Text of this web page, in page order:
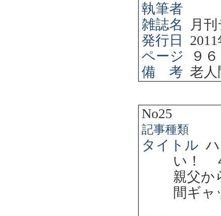
執筆者
雑誌名
月
発行日
2011
ページ
９
備 考 老人
No25
記事種類
タイトル
い！
親父か
間ギャ